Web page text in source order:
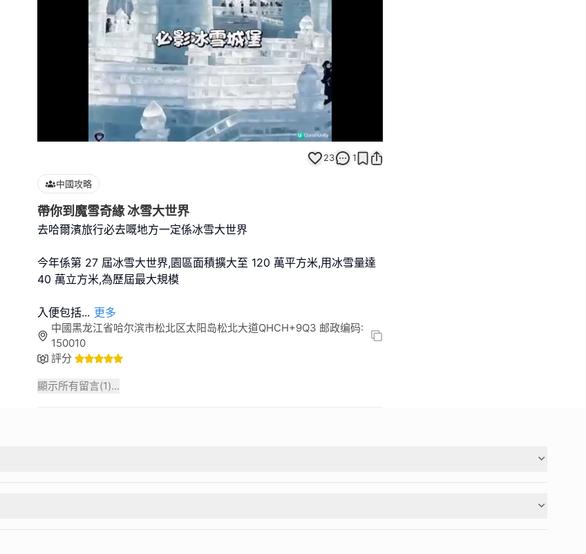
Loaded:
100.00%
23 1
中國攻略
帶你到魔雪奇緣 冰雪大世界
去哈爾濱旅行必去嘅地方一定係冰雪大世界
今年係第 27 屆冰雪大世界,園區面積擴大至 120 萬平方米,用冰雪量達
40 萬立方米,為歷屆最大規模
入便包括... 更多
中國黑龙江省哈尔滨市松北区太阳岛松北大道QHCH+9Q3 邮政编码:
150010
評分
顯示所有留言(1)...